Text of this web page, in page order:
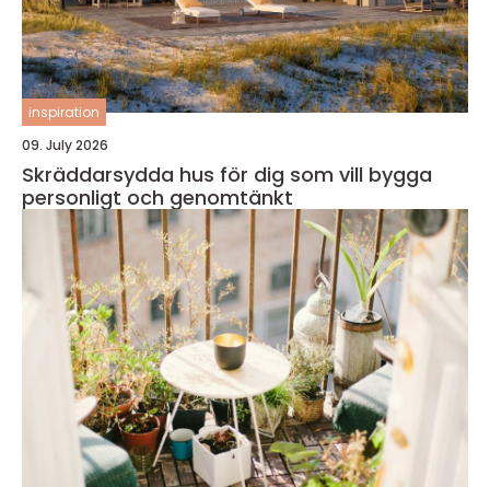
inspiration
09. July 2026
Skräddarsydda hus för dig som vill bygga
personligt och genomtänkt